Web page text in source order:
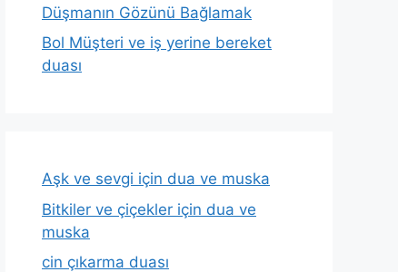
Düşmanın Gözünü Bağlamak
Bol Müşteri ve iş yerine bereket
duası
Aşk ve sevgi için dua ve muska
Bitkiler ve çiçekler için dua ve
muska
cin çıkarma duası